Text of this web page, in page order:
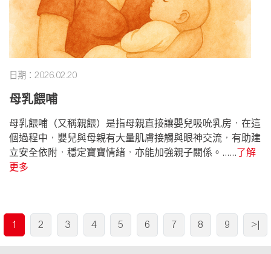
日期：2026.02.20
母乳餵哺
母乳餵哺（又稱親餵）是指母親直接讓嬰兒吸吮乳房，在這
個過程中，嬰兒與母親有大量肌膚接觸與眼神交流，有助建
立安全依附，穩定寶寶情緒，亦能加強親子關係。......了解
更多
1 2 3 4 5 6 7 8 9 >|